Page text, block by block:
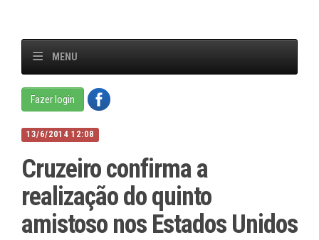
MENU
Fazer login
13/6/2014 12:08
Cruzeiro confirma a
realização do quinto
amistoso nos Estados Unidos